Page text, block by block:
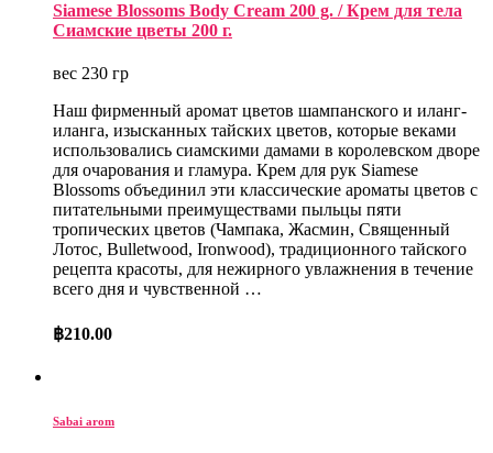
Siamese Blossoms Body Cream 200 g. / Крем для тела
Сиамские цветы 200 г.
вес 230 гр
Наш фирменный аромат цветов шампанского и иланг-
иланга, изысканных тайских цветов, которые веками
использовались сиамскими дамами в королевском дворе
для очарования и гламура. Крем для рук Siamese
Blossoms объединил эти классические ароматы цветов с
питательными преимуществами пыльцы пяти
тропических цветов (Чампака, Жасмин, Священный
Лотос, Bulletwood, Ironwood), традиционного тайского
рецепта красоты, для нежирного увлажнения в течение
всего дня и чувственной …
฿210.00
Sabai arom